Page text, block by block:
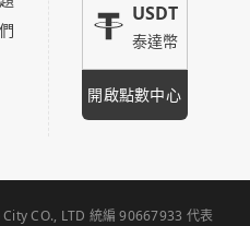
USDT
泰達幣
開啟點數中心
CO., LTD 統編 90667933 代表